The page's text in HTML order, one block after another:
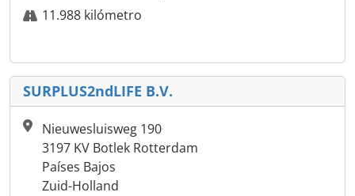
11.988 kilómetro
SURPLUS2ndLIFE B.V.
Nieuwesluisweg 190
3197 KV Botlek Rotterdam
Países Bajos
Zuid-Holland